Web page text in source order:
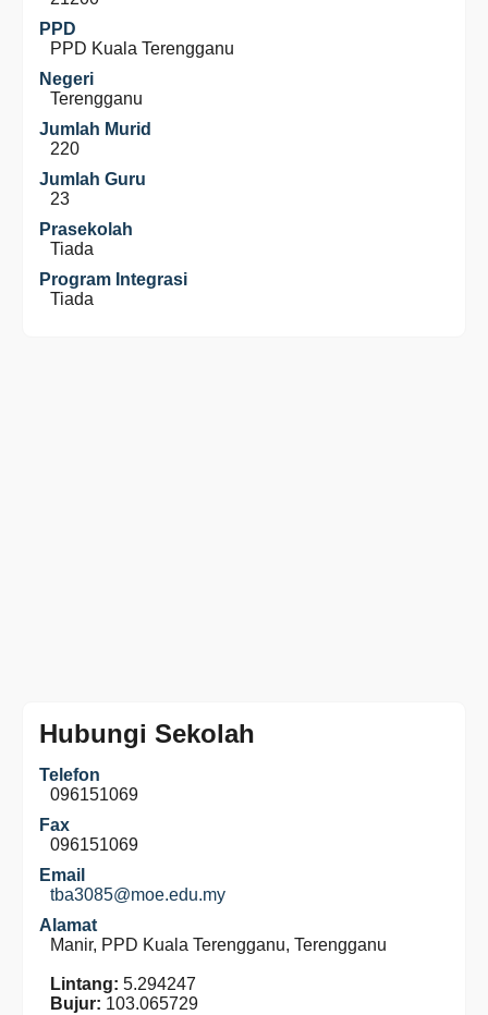
PPD
PPD Kuala Terengganu
Negeri
Terengganu
Jumlah Murid
220
Jumlah Guru
23
Prasekolah
Tiada
Program Integrasi
Tiada
Hubungi Sekolah
Telefon
096151069
Fax
096151069
Email
tba3085@moe.edu.my
Alamat
Manir, PPD Kuala Terengganu, Terengganu
Lintang: 5.294247
Bujur: 103.065729